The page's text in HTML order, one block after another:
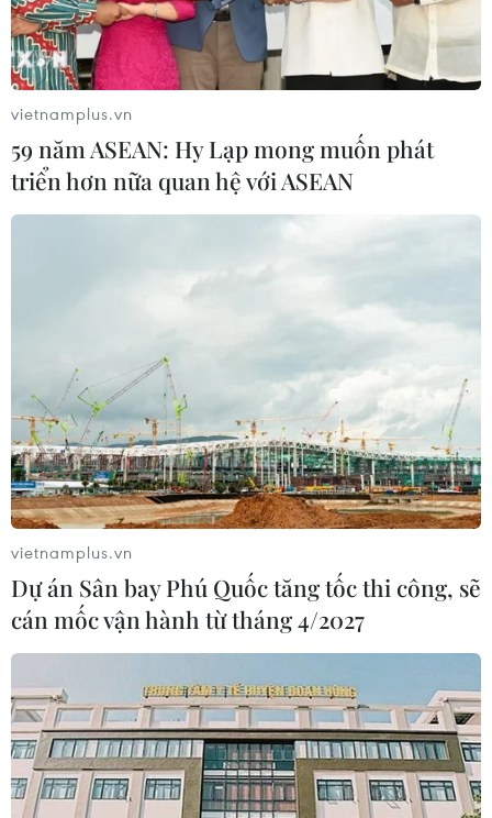
Chuỗi sự kiện hưởng ứng
Ngày Môi trường thế giới, Ngày Đại dương
Chuỗi sự kiện truyền thông quy mô quốc gia tại tỉnh
Nghệ An nhằm lan tỏa mạnh mẽ thông điệp bảo vệ môi
trường, ứng phó biến đổi khí hậu và phát triển kinh tế
biển bền vững tới toàn xã hội.
Khám phá 5 bãi biển hoang sơ tuyệt đẹp
vietnamplus.vn
59 năm ASEAN: Hy Lạp mong muốn phát
triển hơn nữa quan hệ với ASEAN
vietnamplus.vn
Dự án Sân bay Phú Quốc tăng tốc thi công, sẽ
cán mốc vận hành từ tháng 4/2027